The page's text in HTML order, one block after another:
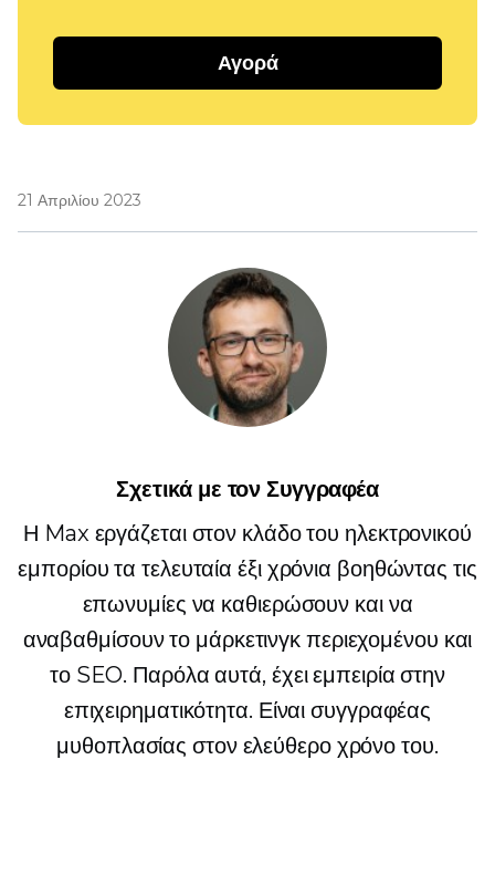
Αγορά
21 Απριλίου 2023
Σχετικά με τον Συγγραφέα
Η Max εργάζεται στον κλάδο του ηλεκτρονικού
εμπορίου τα τελευταία έξι χρόνια βοηθώντας τις
επωνυμίες να καθιερώσουν και να
αναβαθμίσουν το μάρκετινγκ περιεχομένου και
το SEO. Παρόλα αυτά, έχει εμπειρία στην
επιχειρηματικότητα. Είναι συγγραφέας
μυθοπλασίας στον ελεύθερο χρόνο του.